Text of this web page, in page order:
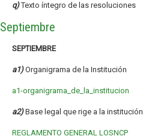
q) Texto íntegro de las resoluciones
Septiembre
SEPTIEMBRE
a1)Organigrama de la Institución
a1-organigrama_de_la_institucion
a2) Base legal que rige a la institución
REGLAMENTO GENERAL LOSNCP